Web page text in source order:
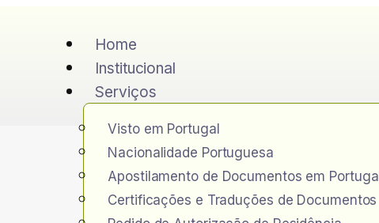
Home
Institucional
Serviços
Visto em Portugal
Nacionalidade Portuguesa
Apostilamento de Documentos em Portugal
Certificações e Traduções de Documentos